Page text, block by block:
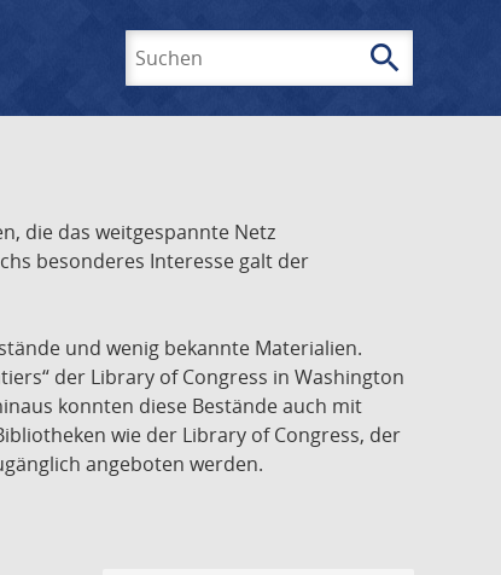
search
die das weitgespannte Netz
besonderes Interesse galt der
und wenig bekannte Materialien.
der Library of Congress in Washington
konnten diese Bestände auch mit
wie der Library of Congress, der
angeboten werden.